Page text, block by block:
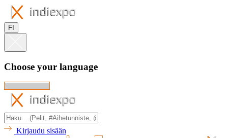
FI
Choose your language
Kirjaudu sisään